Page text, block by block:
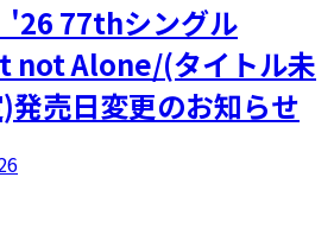
'26 77thシングル
not Alone/(タイトル未
発売日変更のお知らせ